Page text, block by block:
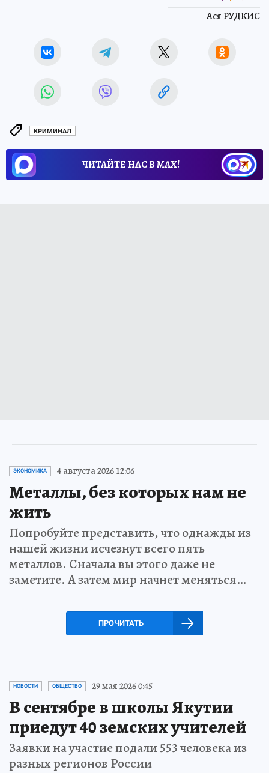
Ася РУДКИС
КРИМИНАЛ
ЧИТАЙТЕ НАС В МАХ!
ЭКОНОМИКА 4 августа 2026 12:06
Металлы, без которых нам не
жить
Попробуйте представить, что однажды из
нашей жизни исчезнут всего пять
металлов. Сначала вы этого даже не
заметите. А затем мир начнет меняться…
ПРОЧИТАТЬ
НОВОСТИ ОБЩЕСТВО 29 мая 2026 0:45
В сентябре в школы Якутии
приедут 40 земских учителей
Заявки на участие подали 553 человека из
разных регионов России